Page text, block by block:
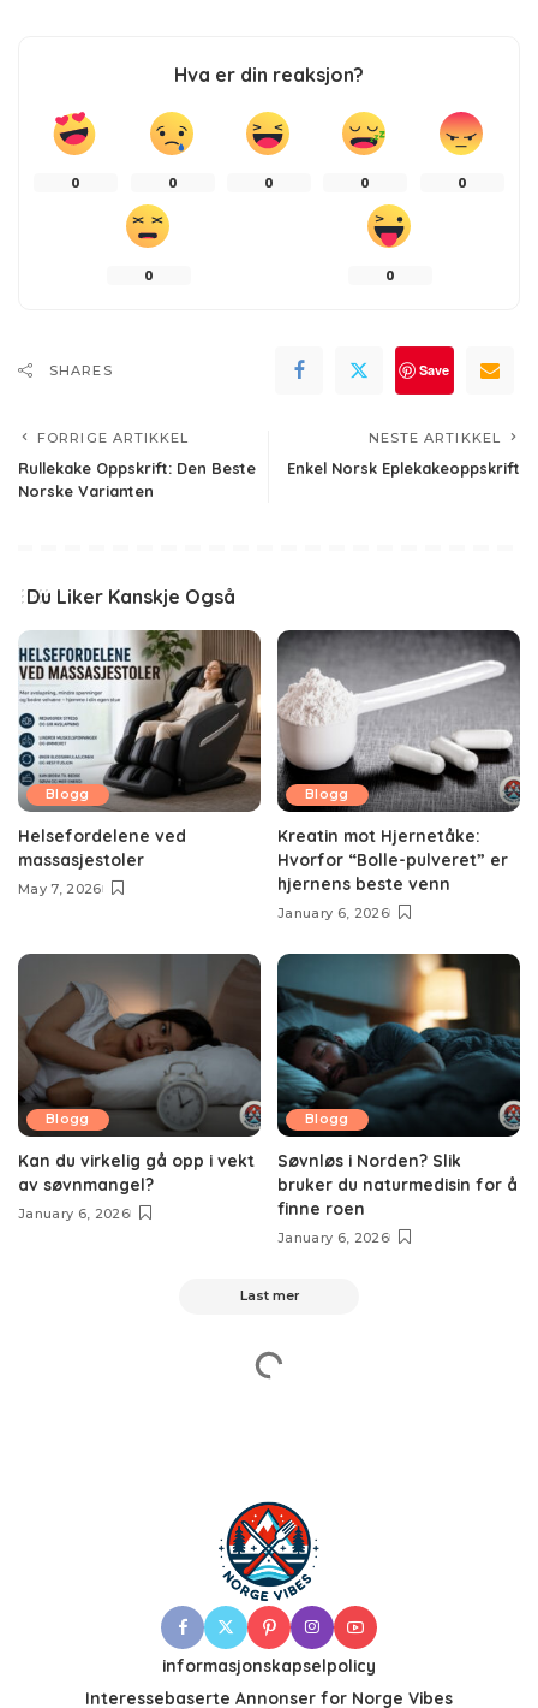
Hva er din reaksjon?
0 0 0 0 0
0 0
SHARES Save
FORRIGE ARTIKKEL
Rullekake Oppskrift: Den Beste
Norske Varianten
NESTE ARTIKKEL
Enkel Norsk Eplekakeoppskrift
Du Liker Kanskje Også
Blogg
Helsefordelene ved
massasjestoler
May 7, 2026
Blogg
Kreatin mot Hjernetåke:
Hvorfor “Bolle-pulveret” er
hjernens beste venn
January 6, 2026
Blogg
Kan du virkelig gå opp i vekt
av søvnmangel?
January 6, 2026
Blogg
Søvnløs i Norden? Slik
bruker du naturmedisin for å
finne roen
January 6, 2026
Last mer
informasjonskapselpolicy
Interessebaserte Annonser for Norge Vibes